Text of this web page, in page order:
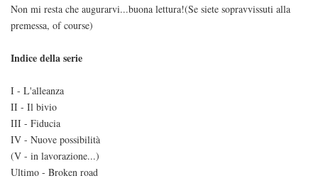
Non mi resta che augurarvi...buona lettura!(Se siete sopravvissuti alla
premessa, of course)
Indice della serie
I - L'alleanza
II - Il bivio
III - Fiducia
IV - Nuove possibilità
(V - in lavorazione...)
Ultimo - Broken road